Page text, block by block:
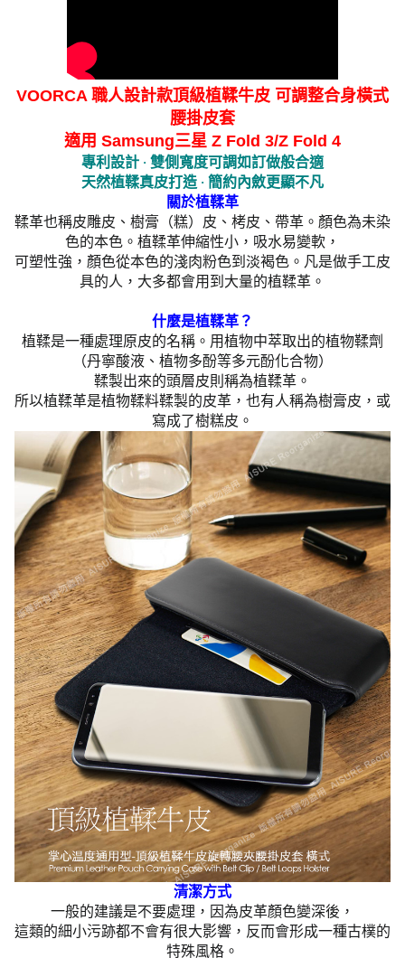
VOORCA 職人設計款頂級植鞣牛皮 可調整合身橫式
腰掛皮套
適用 Samsung三星 Z Fold 3/Z Fold 4
專利設計 ‧ 雙側寬度可調如訂做般合適
天然植鞣真皮打造 ‧ 簡約內斂更顯不凡
關於植鞣革
鞣革也稱皮雕皮、樹膏（糕）皮、栲皮、帶革。顏色為未染
色的本色。植鞣革伸縮性小，吸水易變軟，
可塑性強，顏色從本色的淺肉粉色到淡褐色。凡是做手工皮
具的人，大多都會用到大量的植鞣革。
什麼是植鞣革？
植鞣是一種處理原皮的名稱。用植物中萃取出的植物鞣劑
（丹寧酸液、植物多酚等多元酚化合物）
鞣製出來的頭層皮則稱為植鞣革。
所以植鞣革是植物鞣料鞣製的皮革，也有人稱為樹膏皮，或
寫成了樹糕皮。
清潔方式
一般的建議是不要處理，因為皮革顏色變深後，
這類的細小污跡都不會有很大影響，反而會形成一種古樸的
特殊風格。